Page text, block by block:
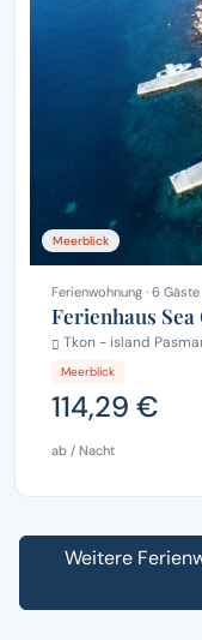
Meerblick
Ferienwohnung · 6
Ferienhaus Sea
Tkon - island
Meerblick
114,29 €
ab / Nacht
Weitere